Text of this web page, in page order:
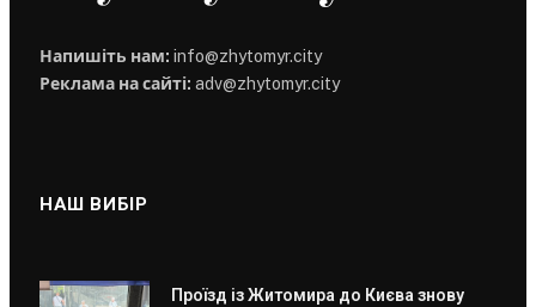
Напишіть нам: info@zhytomyr.city
Реклама на сайті: adv@zhytomyr.city
НАШ ВИБІР
Проїзд із Житомира до Києва знову